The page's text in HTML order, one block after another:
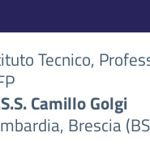
Tecnico,
Camillo Golgi
Brescia